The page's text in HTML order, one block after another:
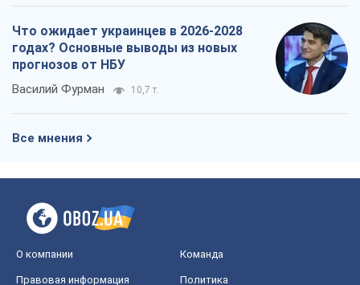
Что ожидает украинцев в 2026-2028
годах? Основные выводы из новых
прогнозов от НБУ
Василий Фурман 10,7 т.
Все мнения
О компании Команда
Правовая информация
Политика